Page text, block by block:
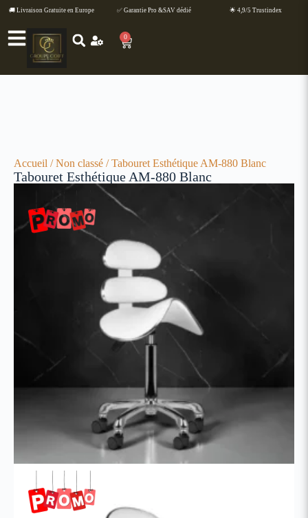
🚚 Livraison Gratuite en Europe ✅ Garantie Pro &SAV dédié 🌟 4,9/5 Trustindex
0
Accueil /Non classé / Tabouret Esthétique AM-880 Blanc
Tabouret Esthétique AM-880 Blanc